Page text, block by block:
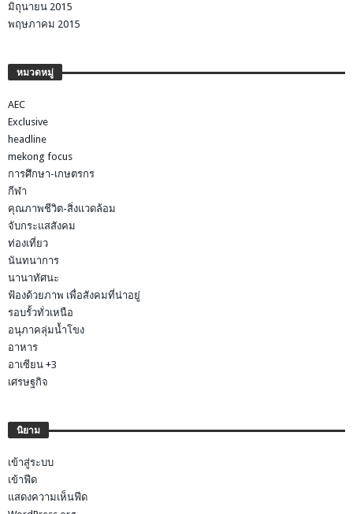
มิถุนายน 2015
พฤษภาคม 2015
หมวดหมู่
AEC
Exclusive
headline
mekong focus
การศึกษา-เกษตรกร
กีฬา
คุณภาพชีวิต-สิ่งแวดล้อม
จับกระแสสังคม
ท่องเที่ยว
นันทนาการ
นานาทัศนะ
ฟ้องด้วยภาพ เพื่อสังคมที่น่าอยู่
รอบรั้วทั่วเหนือ
อนุภาคลุ่มน้ำโขง
อาหาร
อาเซียน +3
เศรษฐกิจ
นิยาม
เข้าสู่ระบบ
เข้าฟีด
แสดงความเห็นฟีด